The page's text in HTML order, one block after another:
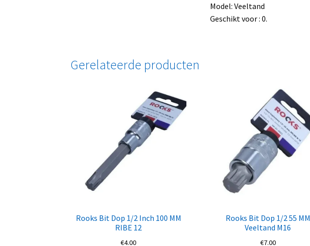
Model: Veeltand
Geschikt voor : 0.
Gerelateerde producten
Rooks Bit Dop 1/2 Inch 100 MM
RIBE 12
€4.00
Rooks Bit Dop 1/2 55 MM
Veeltand M16
€7.00